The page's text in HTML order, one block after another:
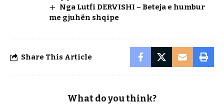
Nga Lutfi DERVISHI – Beteja e humbur
me gjuhën shqipe
Share This Article
What do you think?